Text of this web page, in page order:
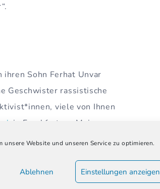
unsere Website und unseren Service zu optimieren.
Ablehnen Einstellungen anzeigen
Sohn Ferhat Unvar
Geschwister rassistische
viele von Ihnen
in Frankfurt am Main zu
Workshopszu den Themen
für Schüler*innen ab der
für Grundschulen.